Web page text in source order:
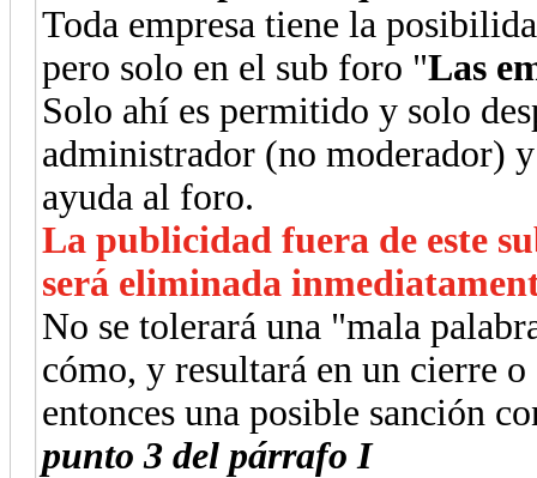
Toda empresa tiene la
pero solo en el sub foro "Las
Solo ahí es permitido y solo
administrador (no moderador)
ayuda al foro.
La publicidad fuera de este
será eliminada
No se tolerará una "mala
cómo, y resultará en un cierre
entonces una posible sanción
punto 3 del párrafo I